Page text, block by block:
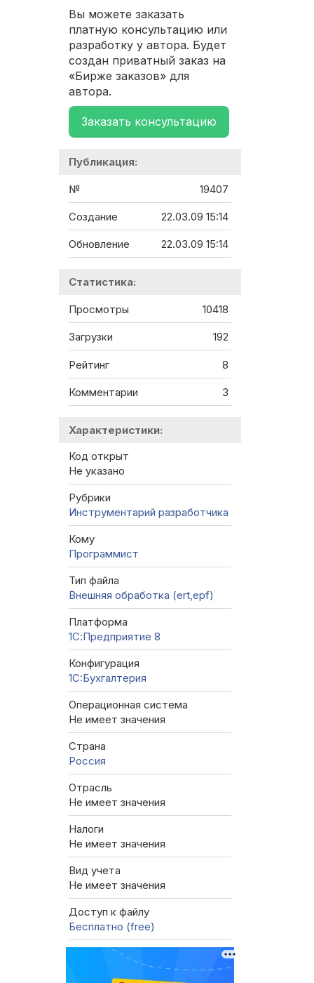
Вы можете заказать
платную консультацию или
разработку у автора. Будет
создан приватный заказ на
«Бирже заказов» для
автора.
Заказать консультацию
Публикация:
№ 19407
Создание 22.03.09 15:14
Обновление 22.03.09 15:14
Статистика:
Просмотры 10418
Загрузки 192
Рейтинг 8
Комментарии 3
Характеристики:
Код открыт
Не указано
Рубрики
Инструментарий разработчика
Кому
Программист
Тип файла
Внешняя обработка (ert,epf)
Платформа
1С:Предприятие 8
Конфигурация
1C:Бухгалтерия
Операционная система
Не имеет значения
Страна
Россия
Отрасль
Не имеет значения
Налоги
Не имеет значения
Вид учета
Не имеет значения
Доступ к файлу
Бесплатно (free)